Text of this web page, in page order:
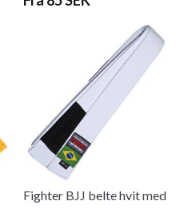
Fighter BJJ belte hvit med